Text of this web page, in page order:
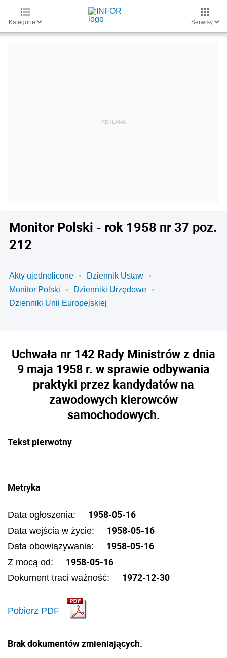
Kategorie Serwisy
Monitor Polski - rok 1958 nr 37 poz.
212
Akty ujednolicone
Dziennik Ustaw
Monitor Polski
Dzienniki Urzędowe
Dzienniki Unii Europejskiej
Uchwała nr 142 Rady Ministrów z dnia
9 maja 1958 r. w sprawie odbywania
praktyki przez kandydatów na
zawodowych kierowców
samochodowych.
Tekst pierwotny
Metryka
Data ogłoszenia: 1958-05-16
Data wejścia w życie: 1958-05-16
Data obowiązywania: 1958-05-16
Z mocą od: 1958-05-16
Dokument traci ważność: 1972-12-30
Pobierz PDF
Brak dokumentów zmieniających.